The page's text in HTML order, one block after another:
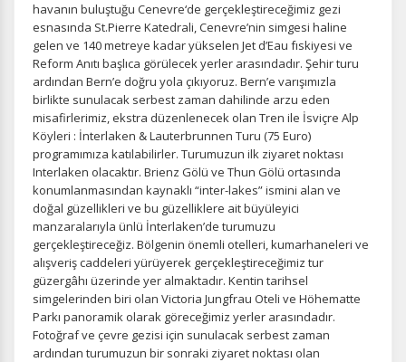
havanın buluştuğu Cenevre‘de gerçekleştireceğimiz gezi
esnasında St.Pierre Katedrali, Cenevre’nin simgesi haline
gelen ve 140 metreye kadar yükselen Jet d’Eau fıskiyesi ve
Reform Anıtı başlıca görülecek yerler arasındadır. Şehir turu
ardından Bern’e doğru yola çıkıyoruz. Bern’e varışımızla
birlikte sunulacak serbest zaman dahilinde arzu eden
misafirlerimiz, ekstra düzenlenecek olan Tren ile İsviçre Alp
Köyleri : İnterlaken & Lauterbrunnen Turu (75 Euro)
programımıza katılabilirler. Turumuzun ilk ziyaret noktası
Interlaken olacaktır. Brienz Gölü ve Thun Gölü ortasında
konumlanmasından kaynaklı “inter-lakes” ismini alan ve
doğal güzellikleri ve bu güzelliklere ait büyüleyici
manzaralarıyla ünlü İnterlaken’de turumuzu
gerçekleştireceğiz. Bölgenin önemli otelleri, kumarhaneleri ve
alışveriş caddeleri yürüyerek gerçekleştireceğimiz tur
güzergâhı üzerinde yer almaktadır. Kentin tarihsel
simgelerinden biri olan Victoria Jungfrau Oteli ve Höhematte
Parkı panoramik olarak göreceğimiz yerler arasındadır.
Fotoğraf ve çevre gezisi için sunulacak serbest zaman
ardından turumuzun bir sonraki ziyaret noktası olan